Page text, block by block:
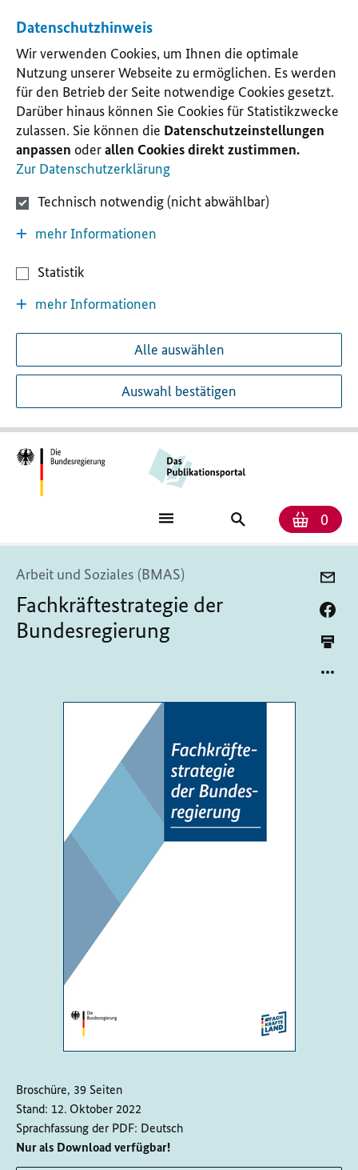
Datenschutzhinweis
Wir verwenden Cookies, um Ihnen die optimale
Nutzung unserer Webseite zu ermöglichen. Es werden
für den Betrieb der Seite notwendige Cookies gesetzt.
Darüber hinaus können Sie Cookies für Statistikzwecke
zulassen. Sie können die Datenschutzeinstellungen
anpassen oderallen Cookies direkt zustimmen.
Zur Datenschutzerklärung
Technisch notwendig (nicht abwählbar)
mehr Informationen
Statistik
mehr Informationen
Alle auswählen
Auswahl bestätigen
0
Arbeit und Soziales (BMAS)
Fachkräftestrategie der
Bundesregierung
Broschüre, 39 Seiten
Stand: 12. Oktober 2022
Sprachfassung der PDF: Deutsch
Nur als Download verfügbar!